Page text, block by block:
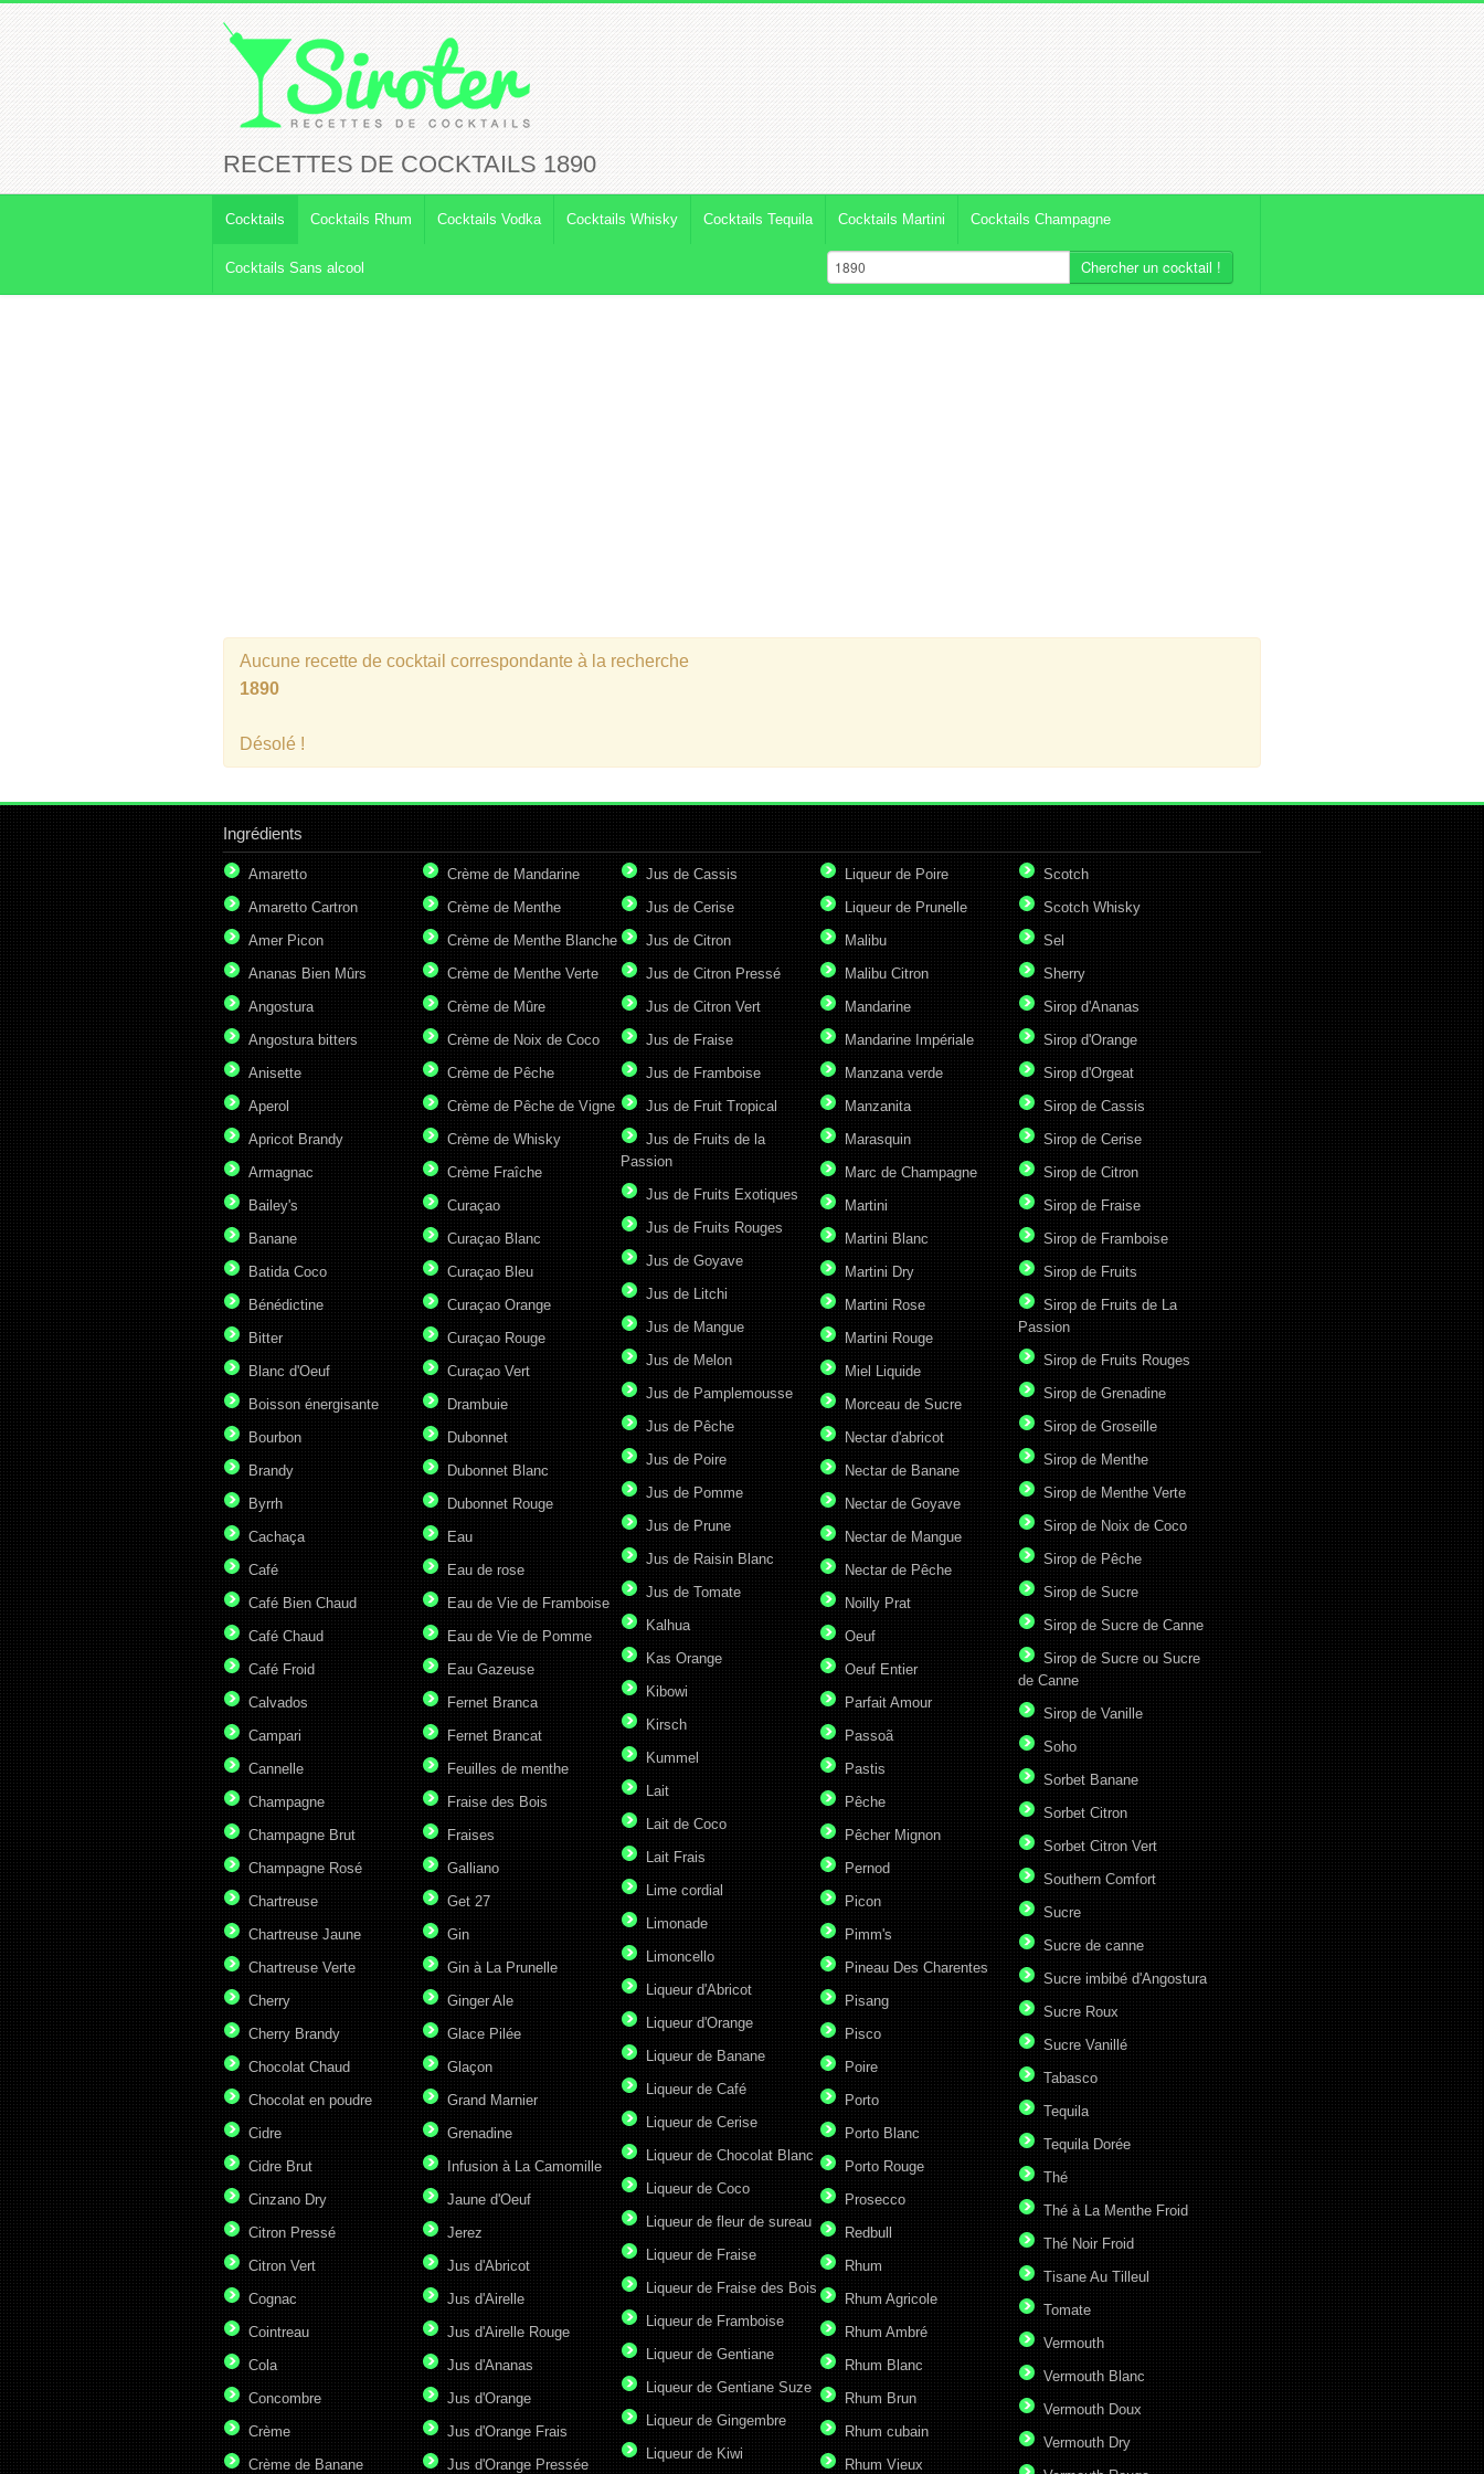
RECETTES DE COCKTAILS 1890
Cocktails Cocktails Rhum Cocktails Vodka Cocktails Whisky Cocktails Tequila Cocktails Martini Cocktails Champagne
Cocktails Sans alcool Chercher un cocktail !
Aucune recette de cocktail correspondante à la recherche
1890
Désolé !
Ingrédients
Amaretto
Amaretto Cartron
Amer Picon
Ananas Bien Mûrs
Angostura
Angostura bitters
Anisette
Aperol
Apricot Brandy
Armagnac
Bailey's
Banane
Batida Coco
Bénédictine
Bitter
Blanc d'Oeuf
Boisson énergisante
Bourbon
Brandy
Byrrh
Cachaça
Café
Café Bien Chaud
Café Chaud
Café Froid
Calvados
Campari
Cannelle
Champagne
Champagne Brut
Champagne Rosé
Chartreuse
Chartreuse Jaune
Chartreuse Verte
Cherry
Cherry Brandy
Chocolat Chaud
Chocolat en poudre
Cidre
Cidre Brut
Cinzano Dry
Citron Pressé
Citron Vert
Cognac
Cointreau
Cola
Concombre
Crème
Crème de Banane
Crème de Mandarine
Crème de Menthe
Crème de Menthe Blanche
Crème de Menthe Verte
Crème de Mûre
Crème de Noix de Coco
Crème de Pêche
Crème de Pêche de Vigne
Crème de Whisky
Crème Fraîche
Curaçao
Curaçao Blanc
Curaçao Bleu
Curaçao Orange
Curaçao Rouge
Curaçao Vert
Drambuie
Dubonnet
Dubonnet Blanc
Dubonnet Rouge
Eau
Eau de rose
Eau de Vie de Framboise
Eau de Vie de Pomme
Eau Gazeuse
Fernet Branca
Fernet Brancat
Feuilles de menthe
Fraise des Bois
Fraises
Galliano
Get 27
Gin
Gin à La Prunelle
Ginger Ale
Glace Pilée
Glaçon
Grand Marnier
Grenadine
Infusion à La Camomille
Jaune d'Oeuf
Jerez
Jus d'Abricot
Jus d'Airelle
Jus d'Airelle Rouge
Jus d'Ananas
Jus d'Orange
Jus d'Orange Frais
Jus d'Orange Pressée
Jus de Cassis
Jus de Cerise
Jus de Citron
Jus de Citron Pressé
Jus de Citron Vert
Jus de Fraise
Jus de Framboise
Jus de Fruit Tropical
Jus de Fruits de la
Passion
Jus de Fruits Exotiques
Jus de Fruits Rouges
Jus de Goyave
Jus de Litchi
Jus de Mangue
Jus de Melon
Jus de Pamplemousse
Jus de Pêche
Jus de Poire
Jus de Pomme
Jus de Prune
Jus de Raisin Blanc
Jus de Tomate
Kalhua
Kas Orange
Kibowi
Kirsch
Kummel
Lait
Lait de Coco
Lait Frais
Lime cordial
Limonade
Limoncello
Liqueur d'Abricot
Liqueur d'Orange
Liqueur de Banane
Liqueur de Café
Liqueur de Cerise
Liqueur de Chocolat Blanc
Liqueur de Coco
Liqueur de fleur de sureau
Liqueur de Fraise
Liqueur de Fraise des Bois
Liqueur de Framboise
Liqueur de Gentiane
Liqueur de Gentiane Suze
Liqueur de Gingembre
Liqueur de Kiwi
Liqueur de Poire
Liqueur de Prunelle
Malibu
Malibu Citron
Mandarine
Mandarine Impériale
Manzana verde
Manzanita
Marasquin
Marc de Champagne
Martini
Martini Blanc
Martini Dry
Martini Rose
Martini Rouge
Miel Liquide
Morceau de Sucre
Nectar d'abricot
Nectar de Banane
Nectar de Goyave
Nectar de Mangue
Nectar de Pêche
Noilly Prat
Oeuf
Oeuf Entier
Parfait Amour
Passoã
Pastis
Pêche
Pêcher Mignon
Pernod
Picon
Pimm's
Pineau Des Charentes
Pisang
Pisco
Poire
Porto
Porto Blanc
Porto Rouge
Prosecco
Redbull
Rhum
Rhum Agricole
Rhum Ambré
Rhum Blanc
Rhum Brun
Rhum cubain
Rhum Vieux
Scotch
Scotch Whisky
Sel
Sherry
Sirop d'Ananas
Sirop d'Orange
Sirop d'Orgeat
Sirop de Cassis
Sirop de Cerise
Sirop de Citron
Sirop de Fraise
Sirop de Framboise
Sirop de Fruits
Sirop de Fruits de La
Passion
Sirop de Fruits Rouges
Sirop de Grenadine
Sirop de Groseille
Sirop de Menthe
Sirop de Menthe Verte
Sirop de Noix de Coco
Sirop de Pêche
Sirop de Sucre
Sirop de Sucre de Canne
Sirop de Sucre ou Sucre
de Canne
Sirop de Vanille
Soho
Sorbet Banane
Sorbet Citron
Sorbet Citron Vert
Southern Comfort
Sucre
Sucre de canne
Sucre imbibé d'Angostura
Sucre Roux
Sucre Vanillé
Tabasco
Tequila
Tequila Dorée
Thé
Thé à La Menthe Froid
Thé Noir Froid
Tisane Au Tilleul
Tomate
Vermouth
Vermouth Blanc
Vermouth Doux
Vermouth Dry